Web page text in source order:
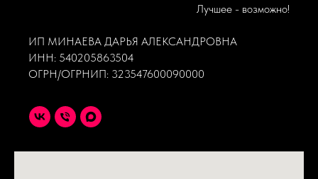
Лучшее - возможно!
ИП МИНАЕВА ДАРЬЯ АЛЕКСАНДРОВНА
ИНН: 540205863504
ОГРН/ОГРНИП: 323547600090000